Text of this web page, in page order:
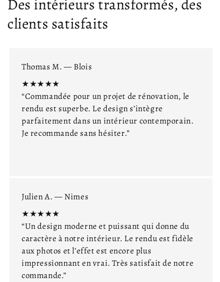
Des intérieurs transformés, des
clients satisfaits
Thomas M. — Blois
★★★★★
“Commandée pour un projet de rénovation, le
rendu est superbe. Le design s’intègre
parfaitement dans un intérieur contemporain.
Je recommande sans hésiter.”
Julien A. — Nimes
★★★★★
“Un design moderne et puissant qui donne du
caractère à notre intérieur. Le rendu est fidèle
aux photos et l’effet est encore plus
impressionnant en vrai. Très satisfait de notre
commande.”